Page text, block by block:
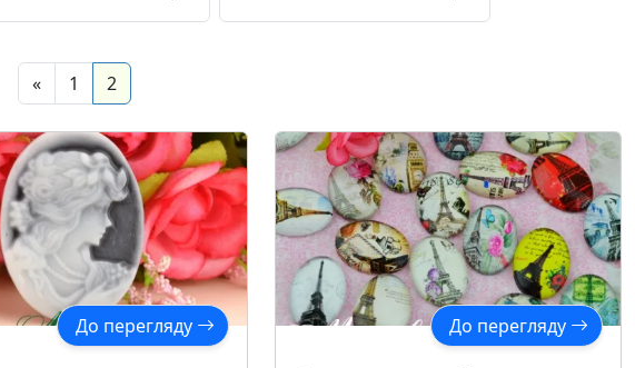
«Previous
1 2
До перегляду До перегляду